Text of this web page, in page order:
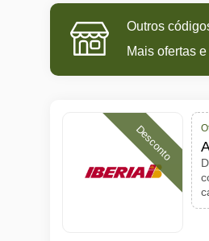
Outros
Mais ofertas
Desconto